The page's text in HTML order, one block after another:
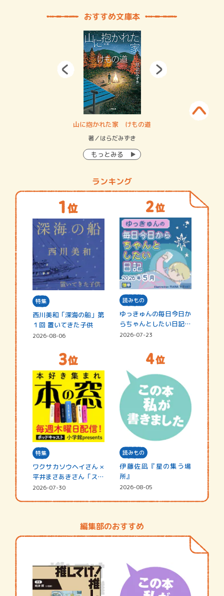
おすすめ文庫本
山に抱かれた家 けもの道
著／はらだみずき
もっとみる
ランキング
特集
西川美和「深海の船」第
１回 置いてきた子供
2026-08-06
読みもの
ゆっきゅんの毎日今日か
らちゃんとしたい日記
☆202…
2026-07-23
特集
ワクサカソウヘイさん ×
平井まさあきさん「スペ
シャ…
2026-07-30
読みもの
伊藤佐凪『星の集う場
所』
2026-08-05
編集部のおすすめ